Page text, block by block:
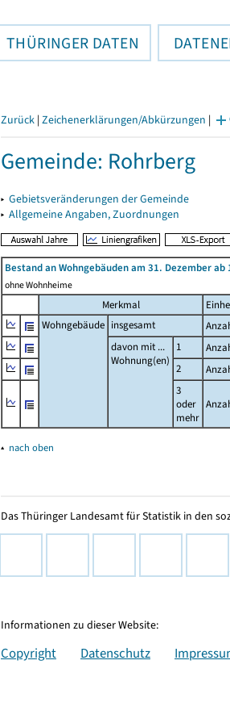
THÜRINGER DATEN
Zurück | Zeichenerklärungen/Abkürzungen |
Gemeinde: Rohrberg
▸ Gebietsveränderungen der Gemeinde
▸ Allgemeine Angaben, Zuordnungen
Bestand an Wohngebäuden am 31. Dezember ab
ohne Wohnheime
Merkmal
Wohngebäude insgesamt
davon mit ...
Wohnung(en)
1
2
3
oder
mehr
▴ nach oben
Das Thüringer Landesamt für Statistik in den
Informationen zu dieser Website:
Copyright Datenschutz